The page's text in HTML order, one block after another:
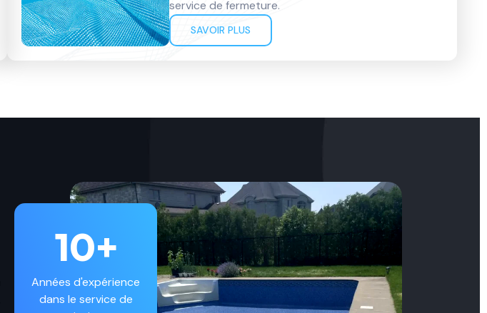
service de fermeture.
SAVOIR PLUS
10+
Années d'expérience
dans le service de